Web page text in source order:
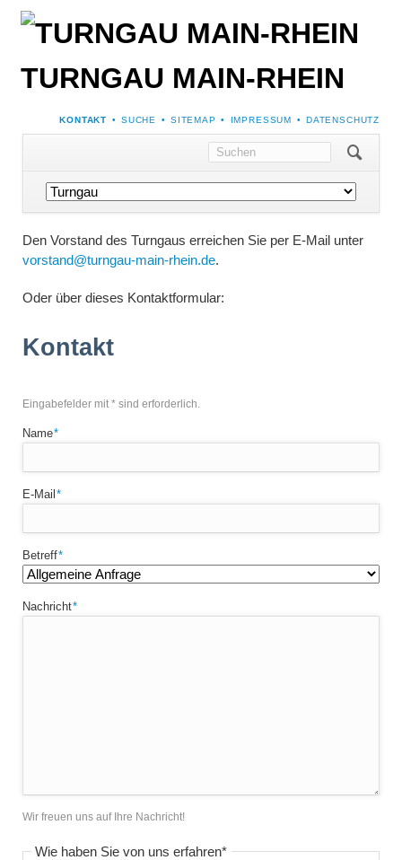
TURNGAU MAIN-RHEIN
NAVIGATION
ÜBERSPRINGEN
KONTAKT SUCHE SITEMAP IMPRESSUM DATENSCHUTZ
Navigation
überspringen
Den Vorstand des Turngaus erreichen Sie per E-Mail unter
vorstand@turngau-main-rhein.de.
Oder über dieses Kontaktformular:
Kontakt
Eingabefelder mit * sind erforderlich.
Pflichtfeld
Name*
Pflichtfeld
E-Mail *
Pflichtfeld
Betreff*
Pflichtfeld
Nachricht*
Wir freuen uns auf Ihre Nachricht!
Pflichtfeld
Wie haben Sie von uns erfahren*